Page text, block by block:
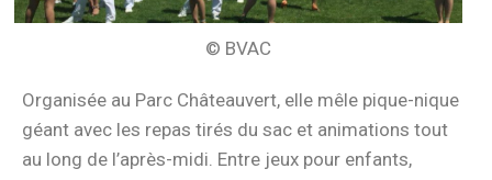
© BVAC
Organisée au Parc Châteauvert, elle mêle pique-nique
géant avec les repas tirés du sac et animations tout
au long de l’après-midi. Entre jeux pour enfants,